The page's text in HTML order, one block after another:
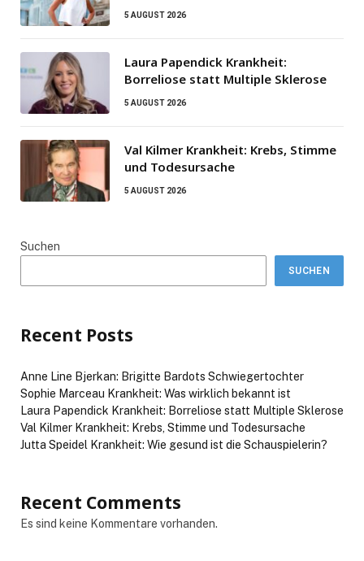
5 AUGUST 2026
Laura Papendick Krankheit:
Borreliose statt Multiple Sklerose
5 AUGUST 2026
Val Kilmer Krankheit: Krebs, Stimme
und Todesursache
5 AUGUST 2026
Suchen
SUCHEN
Recent Posts
Anne Line Bjerkan: Brigitte Bardots Schwiegertochter
Sophie Marceau Krankheit: Was wirklich bekannt ist
Laura Papendick Krankheit: Borreliose statt Multiple Sklerose
Val Kilmer Krankheit: Krebs, Stimme und Todesursache
Jutta Speidel Krankheit: Wie gesund ist die Schauspielerin?
Recent Comments
Es sind keine Kommentare vorhanden.